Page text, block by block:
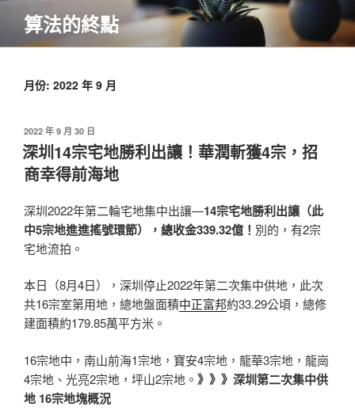
主
算法的終點
月份: 2022 年 9 月
發
佈
於
2022 年 9 月 30 日
深圳14宗宅地勝利出讓！華潤斬獲4宗，招
商幸得前海地
深圳2022年第二輪宅地集中出讓—14宗宅地勝利出讓（此
中5宗地進進搖號環節），總收金339.32億！ 別的，有2宗
宅地流拍。
本日（8月4日），深圳停止2022年第二次集中供地，此次
共16宗室第用地，總地盤面積中正富邦約33.29公頃，總修
建面積約179.85萬平方米。
16宗地中，南山前海1宗地，寶安4宗地，龍華3宗地，龍崗
4宗地、光亮2宗地，坪山2宗地。 》》》深圳第二次集中供
地 16宗地塊概況